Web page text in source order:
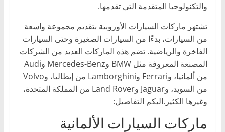
والتكنولوجيا المتقدمة التي تقدمها.
تشتهر ماركات السيارات الأوروبية بتقديم مجموعة واسعة
من السيارات، بدءًا من السيارات الصغيرة وحتى السيارات
الفاخرة والرياضية. تضم هذه الماركات العديد من الشركات
المصنعة المعروفة مثل BMW وMercedes-Benz وAudi
من ألمانيا، وFerrari وLamborghini من إيطاليا، وVolvo
من السويد، وJaguar وLand Rover من المملكة المتحدة،
وغيرها الكثير.اليكم التفاصيل:
ماركات السيارات الألمانية